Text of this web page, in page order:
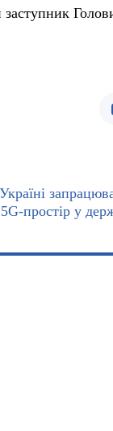
5G-простір у